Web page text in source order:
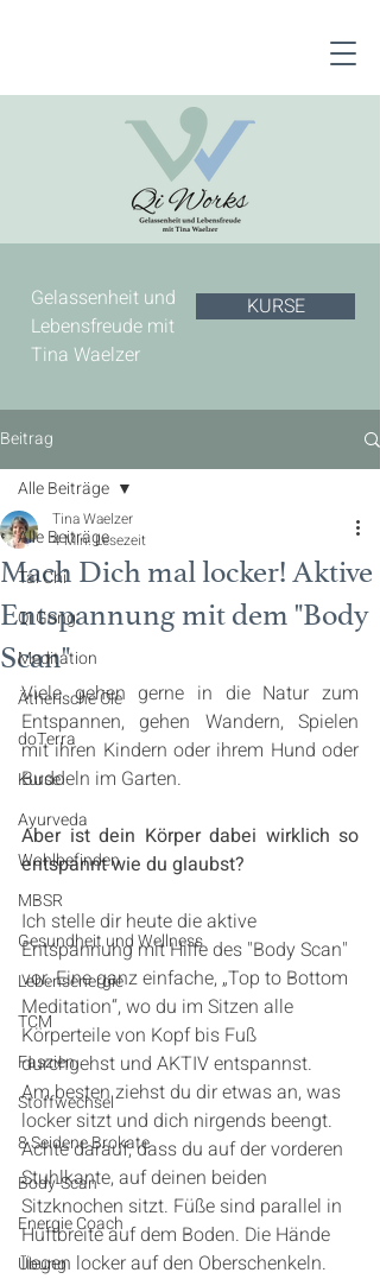
Gelassenheit und
Lebensfreude mit
Tina Waelzer
KURSE
Beitrag
Alle Beiträge
Tai Chi
Qi Gong
Meditation
Ätherische Öle
doTerra
Kurse
Ayurveda
Wohlbefinden
MBSR
Gesundheit und Wellness
Lebensenergie
TCM
Faszien
Stoffwechsel
8 Seidene Brokate
Body-Scan
Energie Coach
Übung
Alle Beiträge
Mach Dich mal locker! Aktive
Entspannung mit dem "Body
Scan"
Tina Waelzer
4 Min. Lesezeit
Viele gehen gerne in die Natur zum
Entspannen, gehen Wandern, Spielen
mit ihren Kindern oder ihrem Hund oder
Buddeln im Garten.
Aber ist dein Körper dabei wirklich so
entspannt wie du glaubst?
Ich stelle dir heute die aktive
Entspannung mit Hilfe des "Body Scan"
vor. Eine ganz einfache, „Top to Bottom
Meditation“, wo du im Sitzen alle
Körperteile von Kopf bis Fuß
durchgehst und AKTIV entspannst.
Am besten ziehst du dir etwas an, was
locker sitzt und dich nirgends beengt.
Achte darauf, dass du auf der vorderen
Stuhlkante, auf deinen beiden
Sitzknochen sitzt. Füße sind parallel in
Hüftbreite auf dem Boden. Die Hände
liegen locker auf den Oberschenkeln.